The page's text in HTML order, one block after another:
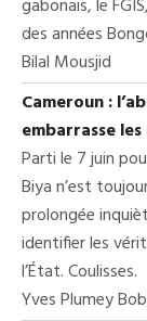
gabonais, le
des années
Bilal Mousjid
Cameroun :
embarrasse
Parti le 7 juin
Biya n’est
prolongée
identifier les
l’État. Coulisses.
Yves Plumey